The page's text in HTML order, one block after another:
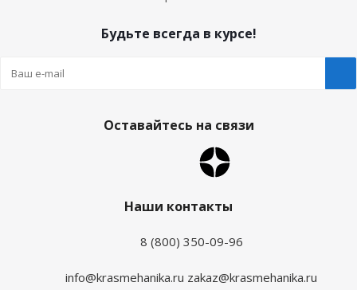
Будьте всегда в курсе!
Оставайтесь на связи
Наши контакты
8 (800) 350-09-96
info@krasmehanika.ru zakaz@krasmehanika.ru